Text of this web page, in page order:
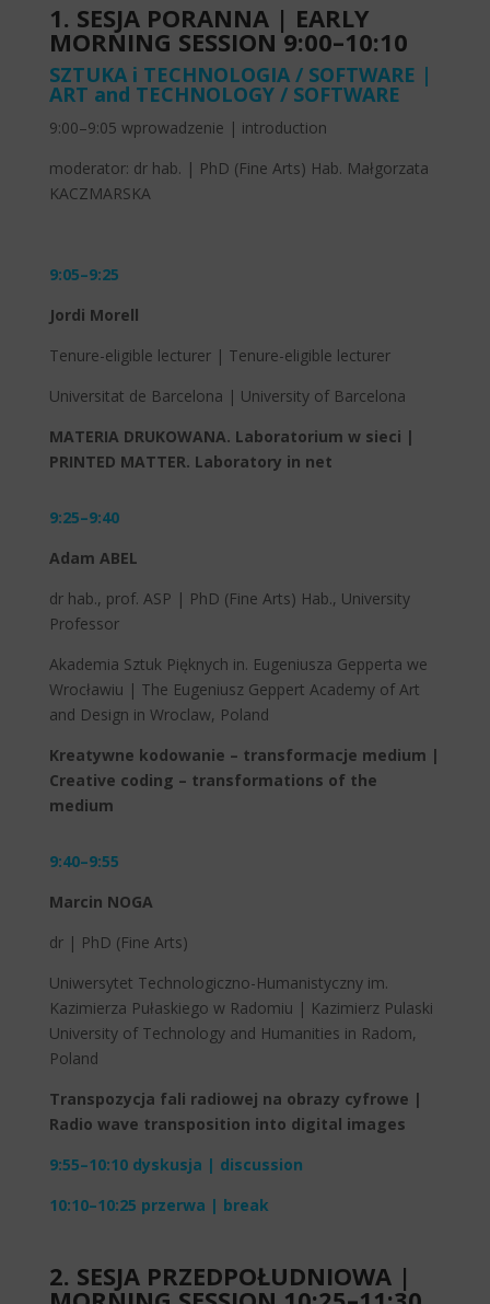
1. SESJA PORANNA | EARLY
MORNING SESSION 9:00–10:10
SZTUKA i TECHNOLOGIA / SOFTWARE |
ART and TECHNOLOGY / SOFTWARE
9:00–9:05 wprowadzenie | introduction
moderator: dr hab. | PhD (Fine Arts) Hab. Małgorzata
KACZMARSKA
9:05–9:25
Jordi Morell
Tenure-eligible lecturer | Tenure-eligible lecturer
Universitat de Barcelona | University of Barcelona
MATERIA DRUKOWANA. Laboratorium w sieci |
PRINTED MATTER. Laboratory in net
9:25–9:40
Adam ABEL
dr hab., prof. ASP | PhD (Fine Arts) Hab., University
Professor
Akademia Sztuk Pięknych in. Eugeniusza Gepperta we
Wrocławiu | The Eugeniusz Geppert Academy of Art
and Design in Wroclaw, Poland
Kreatywne kodowanie – transformacje medium |
Creative coding – transformations of the
medium
9:40–9:55
Marcin NOGA
dr | PhD (Fine Arts)
Uniwersytet Technologiczno-Humanistyczny im.
Kazimierza Pułaskiego w Radomiu | Kazimierz Pulaski
University of Technology and Humanities in Radom,
Poland
Transpozycja fali radiowej na obrazy cyfrowe |
Radio wave transposition into digital images
9:55–10:10 dyskusja | discussion
10:10–10:25 przerwa | break
2. SESJA PRZEDPOŁUDNIOWA |